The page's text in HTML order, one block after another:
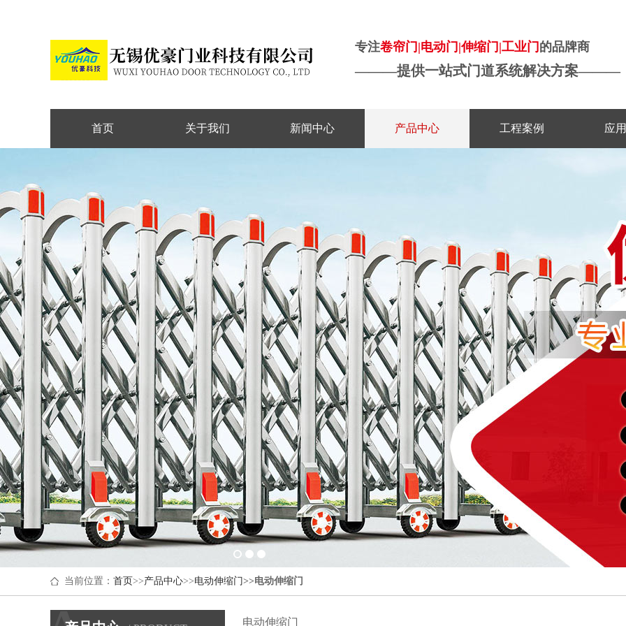
专注卷帘门|电动门|伸缩门|工业门 的品牌商
———提供一站式门道系统解决方案———
首页 关于我们 新闻中心 产品中心 工程案例 应
当前位置： 首页>>产品中心>>电动伸缩门>>电动伸缩门
电动伸缩门